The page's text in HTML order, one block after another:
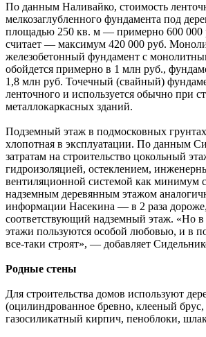
По данным Наливайко, стоимость
мелкозаглубленного фундамента под
площадью 250 кв. м — примерно 600 000
считает — максимум 420 000 руб.
железобетонный фундамент с
обойдется примерно в 1 млн руб.,
1,8 млн руб. Точечный (свайный)
ленточного и используется обычно при
металлокаркасных зданий.
Подземный этаж в подмосковных
хлопотная в эксплуатации. По данным
затратам на строительство цокольный
гидроизоляцией, остеклением,
вентиляционной системой как минимум
надземным деревянным этажом
информации Насекина — в 2 раза
соответствующий надземный этаж. «Но
этажи пользуются особой любовью, и в
все-таки строят», — добавляет
Родные стены
Для строительства домов используют
(оцилиндрованное бревно, клееный
газосиликатный кирпич, пеноблоки,